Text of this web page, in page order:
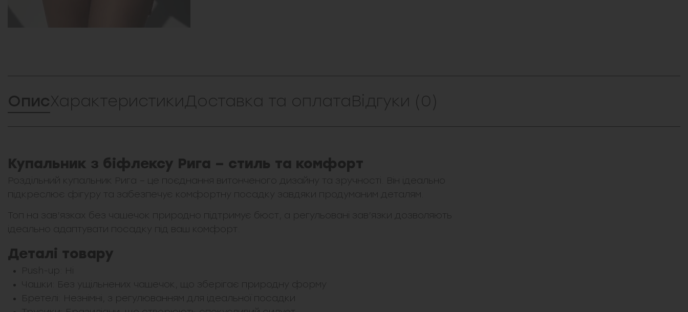
ОписХарактеристикиДоставка та оплатаВідгуки (0)
Купальник з біфлексу Рига – стиль та комфорт
Роздільний купальник Рига – це поєднання витонченого дизайну та зручності. Він ідеально
підкреслює фігуру та забезпечує комфортну посадку завдяки продуманим деталям.
Топ на зав’язках без чашечок природно підтримує бюст, а регульовані зав’язки дозволяють
ідеально адаптувати посадку під ваш комфорт.
Деталі товару
Push-up: Ні
Чашки: Без ущільнених чашечок, що зберігає природну форму
Бретелі: Незнімні, з регулюванням для ідеальної посадки